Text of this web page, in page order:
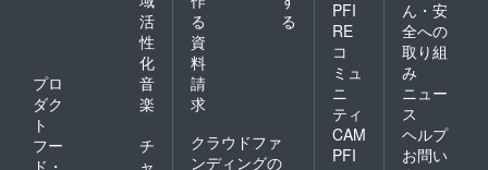
活
性
化
プロ
ダク
ト
音
楽
フー
ド・
チ
ャ
る
る
資
料
請
求
クラウドファ
ンディングの
PFI
RE
コ
ミュ
ニ
ティ
CAM
PFI
ん・安
全への
取り組
み
ニュー
ス
ヘルプ
お問い